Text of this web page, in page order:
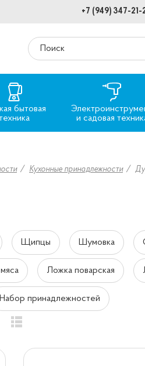
+7 (949) 347-21-
бытовая
и садовая
Кухонные принадлежности
Щипцы Шумовка
Ложка поварская
Набор принадлежностей